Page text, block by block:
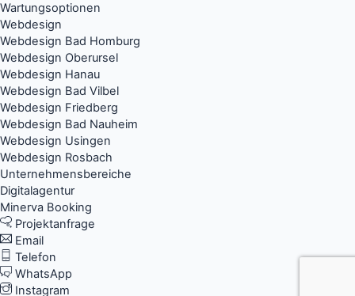
Wartungsoptionen
Webdesign
Webdesign Bad Homburg
Webdesign Oberursel
Webdesign Hanau
Webdesign Bad Vilbel
Webdesign Friedberg
Webdesign Bad Nauheim
Webdesign Usingen
Webdesign Rosbach
Unternehmensbereiche
Digitalagentur
Minerva Booking
Projektanfrage
Email
Telefon
WhatsApp
Instagram